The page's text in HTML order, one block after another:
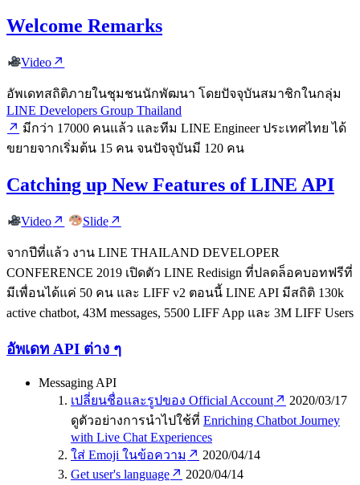
Welcome Remarks
Video
อัพเดทสถิติภายในชุมชนนักพัฒนา โดยปัจจุบันสมาชิกในกลุ่ม
LINE Developers Group Thailand
มีกว่า 17000 คนแล้ว และทีม LINE Engineer ประเทศไทย ได้
ขยายจากเริ่มต้น 15 คน จนปัจจุบันมี 120 คน
Catching up New Features of LINE API
Video Slide
จากปีที่แล้ว งาน LINE THAILAND DEVELOPER
CONFERENCE 2019 เปิดตัว LINE Redisign ที่ปลดล็อคบอทฟรีที่
มีเพื่อนได้แค่ 50 คน และ LIFF v2 ตอนนี้ LINE API มีสถิติ 130k
active chatbot, 43M messages, 5500 LIFF App และ 3M LIFF Users
อัพเดท API ต่าง ๆ
Messaging API
เปลี่ยนชื่อและรูปของ Official Account
2020/03/17
ดูตัวอย่างการนำไปใช้ที่ Enriching Chatbot Journey
with Live Chat Experiences
ใส่ Emoji ในข้อความ
2020/04/14
Get user's language
2020/04/14